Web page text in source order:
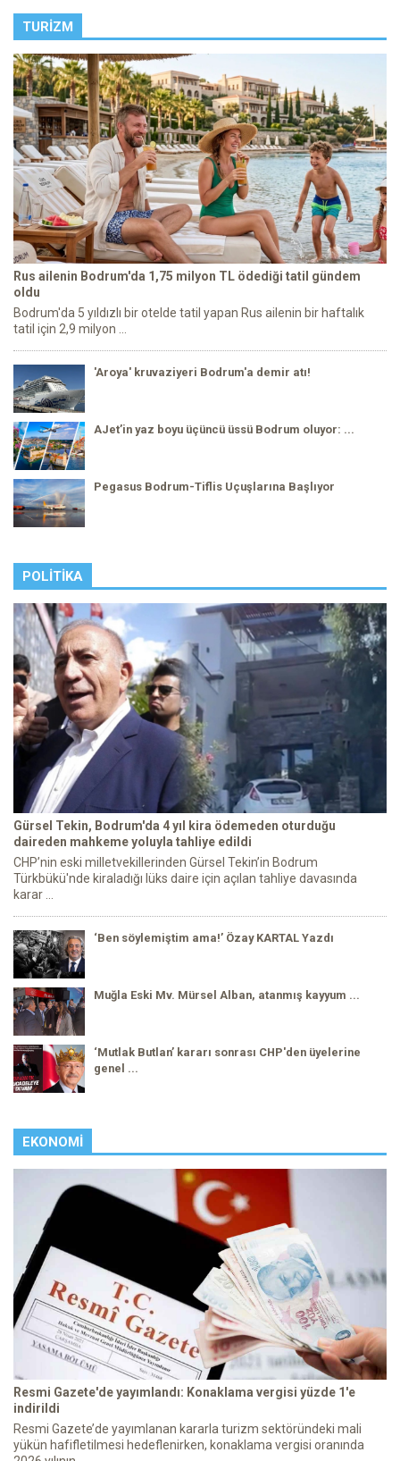
TURIZM
Rus ailenin Bodrum'da 1,75 milyon TL ödediği tatil gündem
oldu
Bodrum'da 5 yıldızlı bir otelde tatil yapan Rus ailenin bir haftalık
tatil için 2,9 milyon ...
'Aroya' kruvaziyeri Bodrum'a demir atı!
AJet’in yaz boyu üçüncü üssü Bodrum oluyor: ...
Pegasus Bodrum-Tiflis Uçuşlarına Başlıyor
POLITIKA
Gürsel Tekin, Bodrum'da 4 yıl kira ödemeden oturduğu
daireden mahkeme yoluyla tahliye edildi
CHP’nin eski milletvekillerinden Gürsel Tekin’in Bodrum
Türkbükü'nde kiraladığı lüks daire için açılan tahliye davasında
karar ...
‘Ben söylemiştim ama!’ Özay KARTAL Yazdı
Muğla Eski Mv. Mürsel Alban, atanmış kayyum ...
‘Mutlak Butlan’ kararı sonrası CHP'den üyelerine
genel ...
EKONOMI
Resmi Gazete'de yayımlandı: Konaklama vergisi yüzde 1'e
indirildi
Resmi Gazete’de yayımlanan kararla turizm sektöründeki mali
yükün hafifletilmesi hedeflenirken, konaklama vergisi oranında